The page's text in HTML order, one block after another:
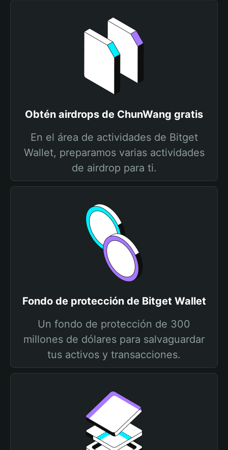
Obtén airdrops de ChunWang gratis
En el área de actividades de Bitget
Wallet, preparamos varias actividades
de airdrop para ti.
Fondo de protección de Bitget Wallet
Un fondo de protección de 300
millones de dólares para salvaguardar
tus activos y transacciones.